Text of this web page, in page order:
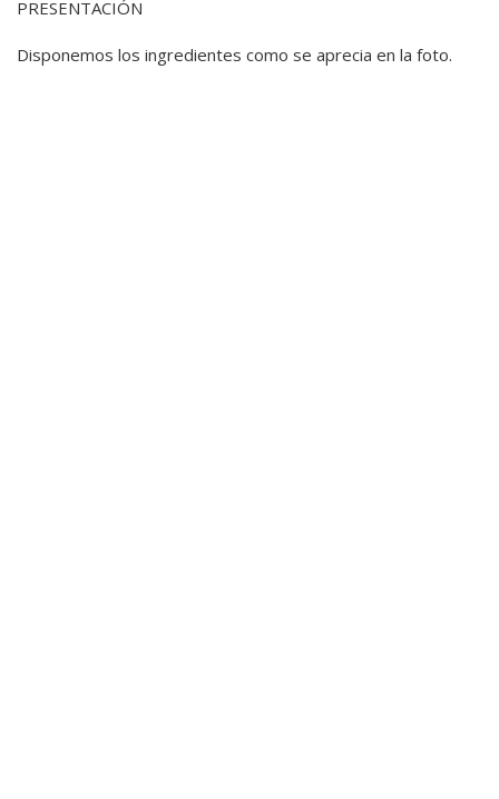
PRESENTACIÓN
Disponemos los ingredientes como se aprecia en la foto.